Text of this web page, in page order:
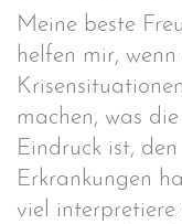
Meine beste
helfen mir,
machen, was
Eindruck ist,
Erkrankungen
viel interpretiere